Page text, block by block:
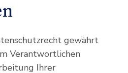
gewährt
Verantwortlichen
Ihrer